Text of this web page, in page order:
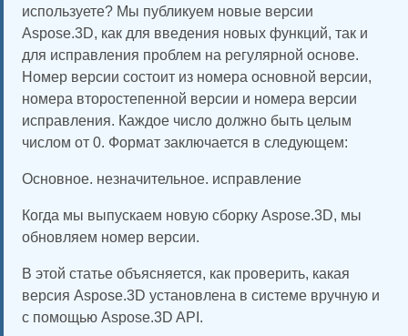
используете? Мы публикуем новые версии
Aspose.3D, как для введения новых функций, так и
для исправления проблем на регулярной основе.
Номер версии состоит из номера основной версии,
номера второстепенной версии и номера версии
исправления. Каждое число должно быть целым
числом от 0. Формат заключается в следующем:
Основное. незначительное. исправление
Когда мы выпускаем новую сборку Aspose.3D, мы
обновляем номер версии.
В этой статье объясняется, как проверить, какая
версия Aspose.3D установлена в системе вручную и
с помощью Aspose.3D API.